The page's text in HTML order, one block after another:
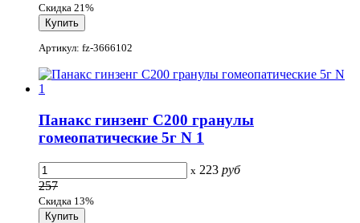
Скидка 21%
Артикул: fz-3666102
Панакс гинзенг С200 гранулы
гомеопатические 5г N 1
x 223 руб
257
Скидка 13%